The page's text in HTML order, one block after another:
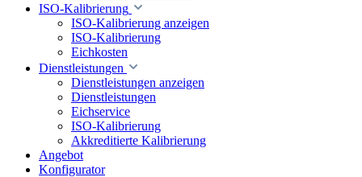
ISO-Kalibrierung
ISO-Kalibrierung anzeigen
ISO-Kalibrierung
Eichkosten
Dienstleistungen
Dienstleistungen anzeigen
Dienstleistungen
Eichservice
ISO-Kalibrierung
Akkreditierte Kalibrierung
Angebot
Konfigurator